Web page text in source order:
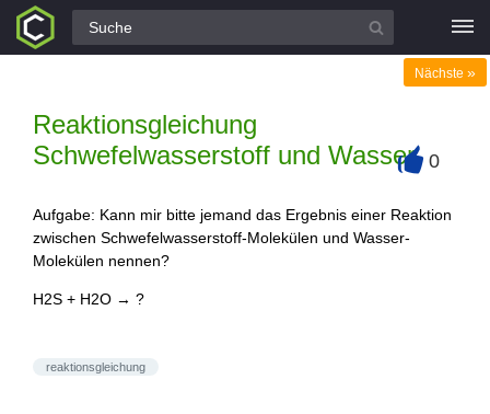
Alle Fragen
Reaktionsgleichung
Schwefelwasserstoff und Wasser
Nächste »
0
Aufgabe: Kann mir bitte jemand das Ergebnis einer Reaktion
zwischen Schwefelwasserstoff-Molekülen und Wasser-
Molekülen nennen?
H2S + H2O → ?
reaktionsgleichung